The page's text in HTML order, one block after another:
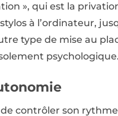
», qui est la
à l’ordinateur,
type de mise au
de contrôler son